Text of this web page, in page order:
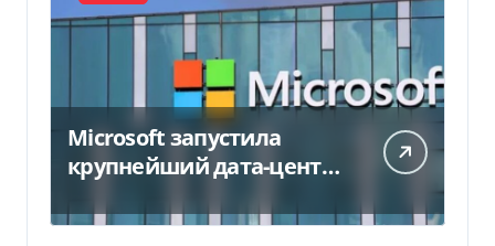
Microsoft запустила
крупнейший дата-центр
миллиарда